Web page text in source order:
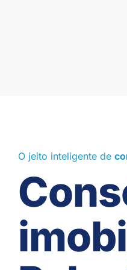
O jeito inteligente de